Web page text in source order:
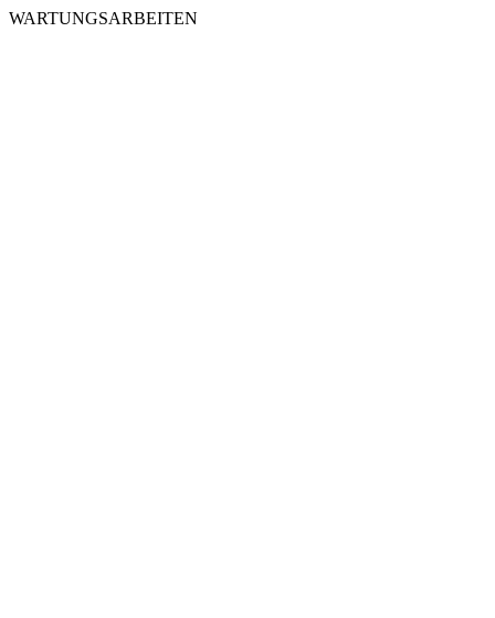
WARTUNGSARBEITEN